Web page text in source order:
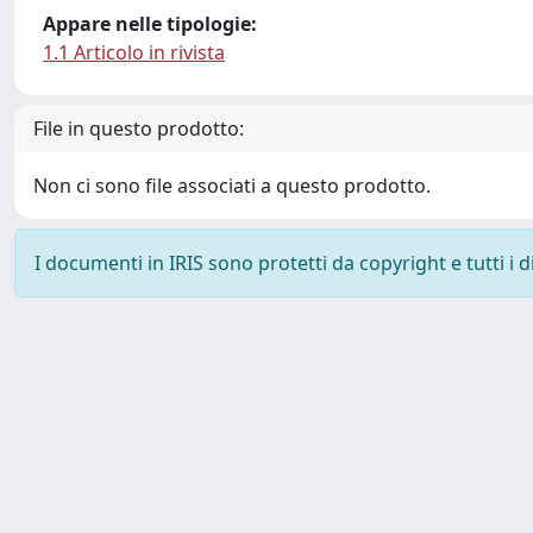
Appare nelle tipologie:
1.1 Articolo in rivista
File in questo prodotto:
Non ci sono file associati a questo prodotto.
I documenti in IRIS sono protetti da copyright e tutti i